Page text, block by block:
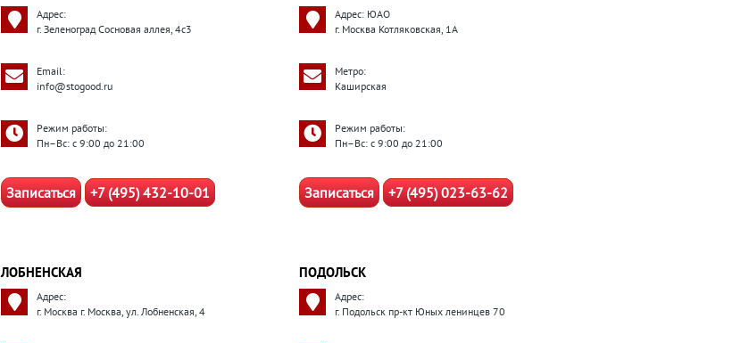
Адрес:
г. Зеленоград Сосновая аллея, 4с3
Email:
info@stogood.ru
Режим работы:
Пн–Вс: с 9:00 до 21:00
Записаться +7 (495) 432-10-01
Адрес: ЮАО
г. Москва Котляковская, 1А
Метро:
Каширская
Режим работы:
Пн–Вс: с 9:00 до 21:00
Записаться +7 (495) 023-63-62
ЛОБНЕНСКАЯ
Адрес:
г. Москва г. Москва, ул. Лобненская, 4
ПОДОЛЬСК
Адрес:
г. Подольск пр-кт Юных ленинцев 70